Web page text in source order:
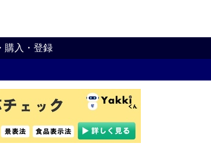
購入・登録